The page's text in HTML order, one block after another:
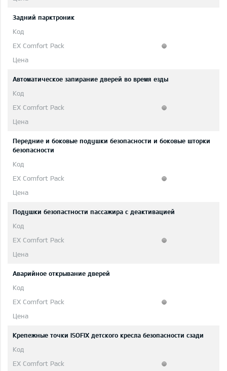
Задний парктроник
Автоматическое запирание дверей во время езды
Передние и боковые подушки безопасности и боковые шторки
безопасности
Подушки безопастности пассажира с деактивацией
Аварийное открывание дверей
Крепежные точки ISOFIX детского кресла безопасности сзади